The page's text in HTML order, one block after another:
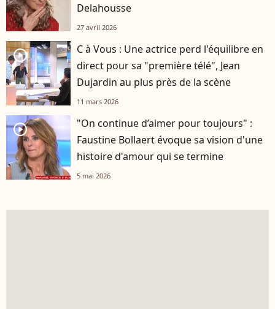
Delahousse
27 avril 2026
player2
C à Vous : Une actrice perd l'équilibre en
direct pour sa "première télé", Jean
Dujardin au plus près de la scène
11 mars 2026
player2
"On continue d’aimer pour toujours" :
Faustine Bollaert évoque sa vision d'une
histoire d'amour qui se termine
5 mai 2026